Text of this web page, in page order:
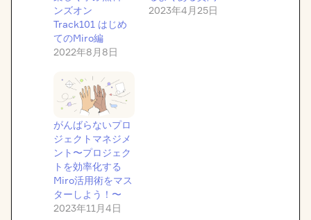
ンズオン
Track101 はじめ
てのMiro編
2022年8月8日
2023年4月25日
がんばらないプロ
ジェクトマネジメ
ント〜プロジェク
トを効率化する
Miro活用術をマス
ターしよう！〜
2023年11月4日